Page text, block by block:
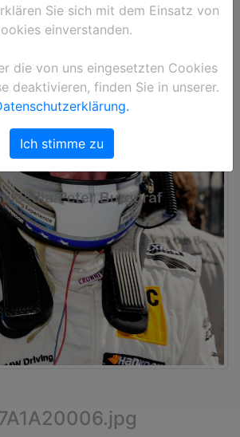
Sie sich mit dem Einsatz von
einverstanden.
die von uns eingesetzten Cookies
deaktivieren, finden Sie in unserer.
Ich stimme zu